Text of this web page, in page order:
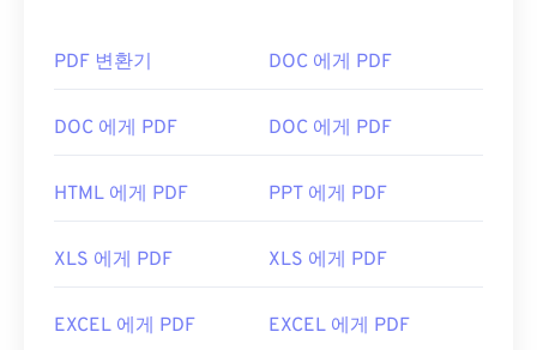
PDF 파일을 어떻게 여나요?
Adobe Acrobat Reader를
사용합니다. Adobe는
연 가장인기 있는 무료 PDF 리더입니다. 사용하기
는 전혀 어렵지 않지만, 제 생각에는 불필요하거나 원
프로그램입니다.
PDF 파일을 자동으로 열 수 있습니다. 추가 기능이나
PDF 변환기 DOC 에게 PDF
DOC 에게 PDF DOC 에게 PDF
HTML 에게 PDF PPT 에게 PDF
XLS 에게 PDF XLS 에게 PDF
EXCEL 에게 PDF EXCEL 에게 PDF